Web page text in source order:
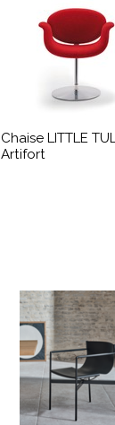
Chaise LITTLE
Artifort